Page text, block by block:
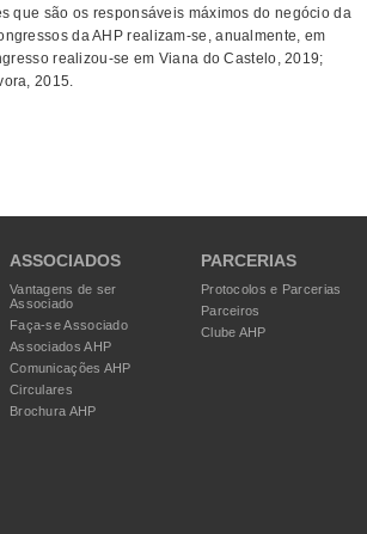
que são os responsáveis máximos do negócio da
da AHP realizam-se, anualmente, em
realizou-se em Viana do Castelo, 2019;
2015.
ASSOCIADOS
Vantagens de ser
Associado
Faça-se Associado
Associados AHP
Comunicações AHP
Circulares
Brochura AHP
PARCERIAS
Protocolos e Parcerias
Parceiros
Clube AHP